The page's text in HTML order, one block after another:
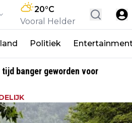
20°C
Vooral Helder
Politiek
banger geworden voor